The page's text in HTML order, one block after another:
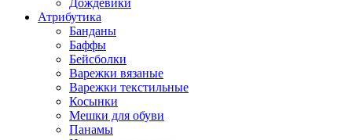
Дождевики
Атрибутика
Банданы
Баффы
Бейсболки
Варежки вязаные
Варежки текстильные
Косынки
Мешки для обуви
Панамы